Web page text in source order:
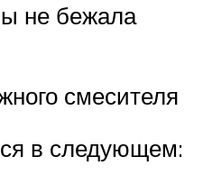
не бежала
смесителя
в следующем: